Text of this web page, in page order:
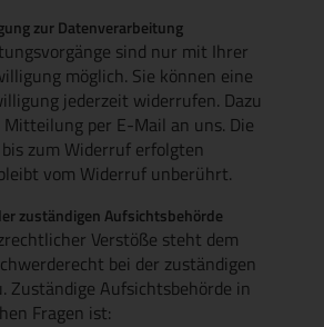
zur Datenverarbeitung
sind nur mit Ihrer
möglich. Sie können eine
jederzeit widerrufen. Dazu
per E-Mail an uns. Die
zum Widerruf erfolgten
vom Widerruf unberührt.
zuständigen Aufsichtsbehörde
Verstöße steht dem
bei der zuständigen
Zuständige Aufsichtsbehörde in
Fragen ist: